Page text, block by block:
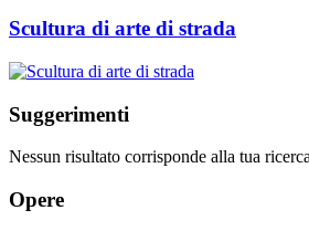
Scultura di arte di strada
Suggerimenti
Nessun risultato corrisponde alla tua
Opere